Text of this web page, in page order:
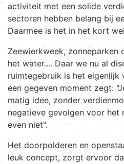
activiteit met een solide
sectoren hebben belang bij
Daarmee is het in het kort
Zeewierkweek, zonneparken
het water.... Daar we nu al
ruimtegebruik is het eigenlijk
een gegeven moment zegt:
matig idee, zonder
negatieve gevolgen voor het
even niet".
Het doorpolderen en
leuk concept, zorgt ervoor